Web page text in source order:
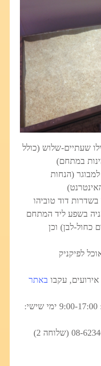
שעתיים-שלוש (כולל
במתחם)
עלות: 20 ש"ח לילד ו30 למבוגר (הנחות
בשדרות דוד טוביהו
בשפע ליד המתחם
כחול-לבן) וכן
לפיקניק
עקבו באתר
פתוח בימי א’ - ה’: 9:00-17:00 ימי שישי:
(שלוחה 2)